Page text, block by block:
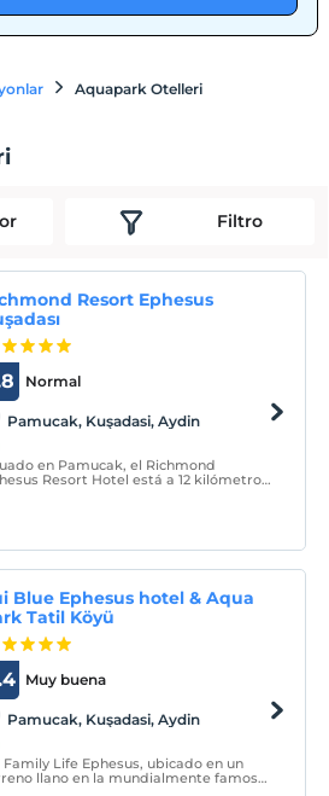
Aquapark Otelleri
Filtro
Resort Ephesus
Normal
Pamucak, Kuşadasi, Aydin
en Pamucak, el Richmond
Resort Hotel está a 12 kilómetros
Blue Ephesus hotel & Aqua
Tatil Köyü
Muy buena
Pamucak, Kuşadasi, Aydin
Family Life Ephesus, ubicado en un
llano en la mundialmente famosa